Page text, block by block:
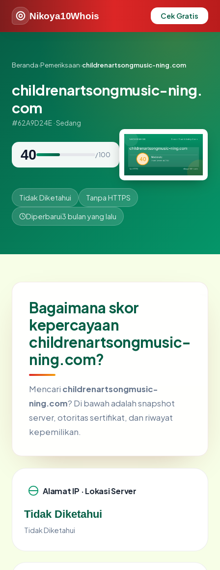
Nikoya10Whois Cek Gratis
Beranda›Pemeriksaan›childrenartsongmusic-ning.com
childrenartsongmusic-ning.
com
#62A9D24E · Sedang
40 / 100
Tidak Diketahui Tanpa HTTPS
Diperbarui3 bulan yang lalu
Bagaimana skor
kepercayaan
childrenartsongmusic-
ning.com?
Mencari childrenartsongmusic-
ning.com? Di bawah adalah snapshot
server, otoritas sertifikat, dan riwayat
kepemilikan.
Alamat IP · Lokasi Server
Tidak Diketahui
Tidak Diketahui